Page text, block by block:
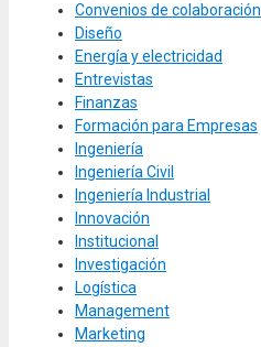
Convenios de colaboración
Diseño
Energía y electricidad
Entrevistas
Finanzas
Formación para Empresas
Ingeniería
Ingeniería Civil
Ingeniería Industrial
Innovación
Institucional
Investigación
Logística
Management
Marketing